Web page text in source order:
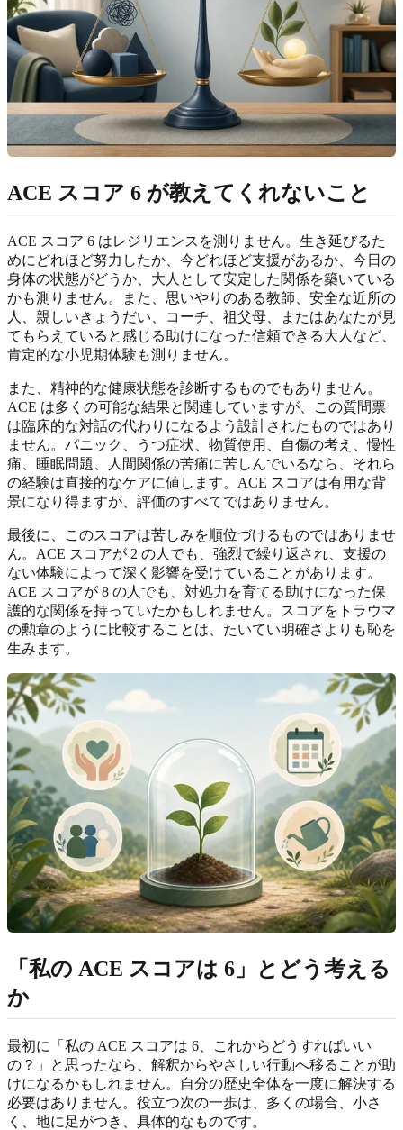
ACE スコア 6 が教えてくれないこと
ACE スコア 6 はレジリエンスを測りません。生き延びるた
めにどれほど努力したか、今どれほど支援があるか、今日の
身体の状態がどうか、大人として安定した関係を築いている
かも測りません。また、思いやりのある教師、安全な近所の
人、親しいきょうだい、コーチ、祖父母、またはあなたが見
てもらえていると感じる助けになった信頼できる大人など、
肯定的な小児期体験も測りません。
また、精神的な健康状態を診断するものでもありません。
ACE は多くの可能な結果と関連していますが、この質問票
は臨床的な対話の代わりになるよう設計されたものではあり
ません。パニック、うつ症状、物質使用、自傷の考え、慢性
痛、睡眠問題、人間関係の苦痛に苦しんでいるなら、それら
の経験は直接的なケアに値します。ACE スコアは有用な背
景になり得ますが、評価のすべてではありません。
最後に、このスコアは苦しみを順位づけるものではありませ
ん。ACE スコアが 2 の人でも、強烈で繰り返され、支援の
ない体験によって深く影響を受けていることがあります。
ACE スコアが 8 の人でも、対処力を育てる助けになった保
護的な関係を持っていたかもしれません。スコアをトラウマ
の勲章のように比較することは、たいてい明確さよりも恥を
生みます。
「私の ACE スコアは 6」とどう考える
か
最初に「私の ACE スコアは 6、これからどうすればいい
の？」と思ったなら、解釈からやさしい行動へ移ることが助
けになるかもしれません。自分の歴史全体を一度に解決する
必要はありません。役立つ次の一歩は、多くの場合、小さ
く、地に足がつき、具体的なものです。